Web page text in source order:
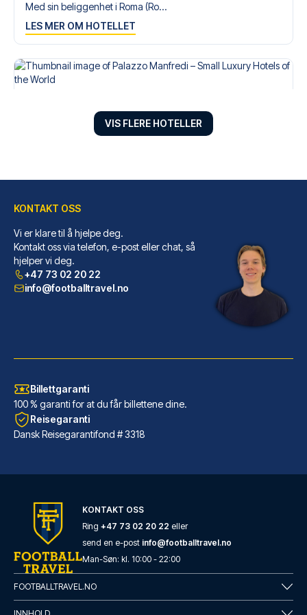
Med sin beliggenhet i Roma (Ro...
LES MER OM HOTELLET
Palazzo Manfredi – Small Luxury Hotels of the World
Palazzo Manfredi – Small Luxur...
LES MER OM HOTELLET
Flower Garden Hotel Rome
Flower Garden Hotel Rome i Rom...
LES MER OM HOTELLET
VIS FLERE HOTELLER
KONTAKT OSS
Vi er klare til å hjelpe deg.
Kontakt oss via telefon, e-post eller chat, så
hjelper vi deg.
+47 73 02 20 22
info@footballtravel.no
Billettgaranti
100 % garanti for at du får billettene dine.
Reisegaranti
Dansk Reisegarantifond # 3318
KONTAKT OSS
Ring +47 73 02 20 22 eller
send en e-post info@footballtravel.no
Man-Søn: kl. 10:00 - 22:00
FOOTBALLTRAVEL.NO